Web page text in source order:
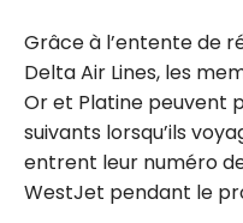
Grâce à l’entente de
Delta Air Lines, les
Or et Platine peuvent
suivants lorsqu’ils
entrent leur numéro
WestJet pendant le